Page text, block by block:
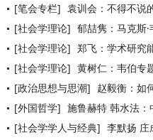
[笔会专栏] 袁训会：不得不说
[社会学理论] 郁喆隽：马克斯·
[社会学理论] 郑飞：学术研究能
[社会学理论] 黄树仁：韦伯专
[政治思想与思潮] 赵毅衡：如
[外国哲学] 施鲁赫特 韩水法
[社会学学人与经典] 李默扬 庄成